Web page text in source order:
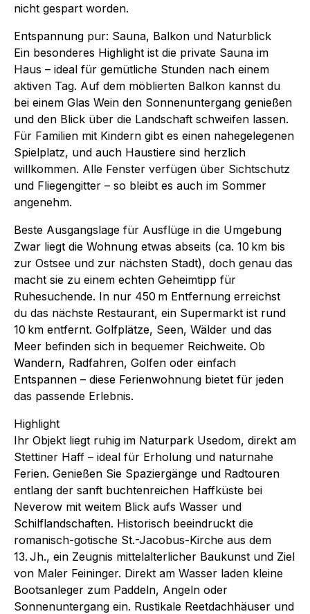
nicht gespart worden.
Entspannung pur: Sauna, Balkon und Naturblick
Ein besonderes Highlight ist die private Sauna im
Haus – ideal für gemütliche Stunden nach einem
aktiven Tag. Auf dem möblierten Balkon kannst du
bei einem Glas Wein den Sonnenuntergang genießen
und den Blick über die Landschaft schweifen lassen.
Für Familien mit Kindern gibt es einen nahegelegenen
Spielplatz, und auch Haustiere sind herzlich
willkommen. Alle Fenster verfügen über Sichtschutz
und Fliegengitter – so bleibt es auch im Sommer
angenehm.
Beste Ausgangslage für Ausflüge in die Umgebung
Zwar liegt die Wohnung etwas abseits (ca. 10 km bis
zur Ostsee und zur nächsten Stadt), doch genau das
macht sie zu einem echten Geheimtipp für
Ruhesuchende. In nur 450 m Entfernung erreichst
du das nächste Restaurant, ein Supermarkt ist rund
10 km entfernt. Golfplätze, Seen, Wälder und das
Meer befinden sich in bequemer Reichweite. Ob
Wandern, Radfahren, Golfen oder einfach
Entspannen – diese Ferienwohnung bietet für jeden
das passende Erlebnis.
Highlight
Ihr Objekt liegt ruhig im Naturpark Usedom, direkt am
Stettiner Haff – ideal für Erholung und naturnahe
Ferien. Genießen Sie Spaziergänge und Radtouren
entlang der sanft buchtenreichen Haffküste bei
Neverow mit weitem Blick aufs Wasser und
Schilflandschaften. Historisch beeindruckt die
romanisch-gotische St.-Jacobus-Kirche aus dem
13. Jh., ein Zeugnis mittelalterlicher Baukunst und Ziel
von Maler Feininger. Direkt am Wasser laden kleine
Bootsanleger zum Paddeln, Angeln oder
Sonnenuntergang ein. Rustikale Reetdachhäuser und